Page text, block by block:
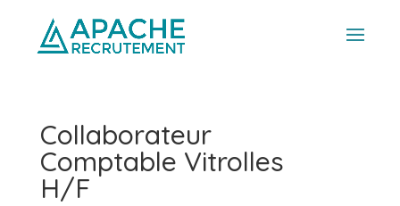
Collaborateur
Comptable Vitrolles
H/F